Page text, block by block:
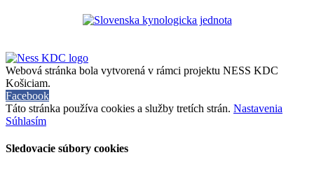
Webová stránka bola vytvorená v rámci projektu NESS KDC
Košiciam.
Facebook
Táto stránka používa cookies a služby tretích strán. Nastavenia
Súhlasím
Sledovacie súbory cookies